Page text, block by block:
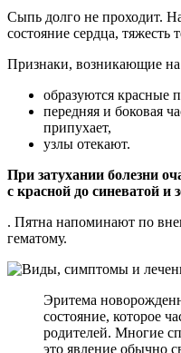
Сыпь долго не проходит.
состояние сердца,
Признаки, возникающие
образуются красные
передняя и боковая
припухает,
узлы отекают.
При затухании болезни
с красной до синеватой и
. Пятна напоминают по
гематому.
Эритема
состояние, которое
родителей. Многие
это явление обычно